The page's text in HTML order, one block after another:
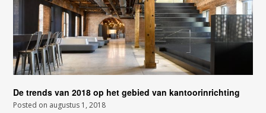
De trends van 2018 op het gebied van kantoorinrichting
Posted on augustus 1, 2018